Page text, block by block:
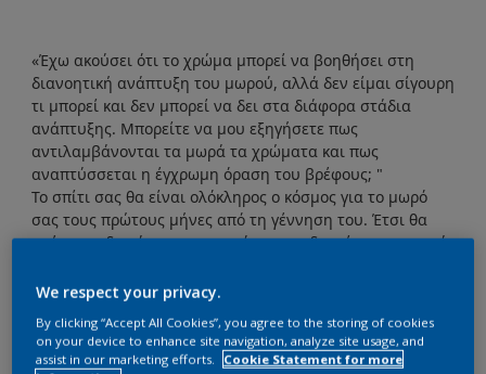
«Έχω ακούσει ότι το χρώμα μπορεί να βοηθήσει στη
διανοητική ανάπτυξη του μωρού, αλλά δεν είμαι σίγουρη
τι μπορεί και δεν μπορεί να δει στα διάφορα στάδια
ανάπτυξης. Μπορείτε να μου εξηγήσετε πως
αντιλαμβάνονται τα μωρά τα χρώματα και πως
αναπτύσσεται η έγχρωμη όραση του βρέφους; "
Το σπίτι σας θα είναι ολόκληρος ο κόσμος για το μωρό
σας τους πρώτους μήνες από τη γέννηση του. Έτσι θα
πρέπει το δωμάτιο του μωρού σας να διεγείρει τα οπτικά
να αρχίσει να εξερευνεί τον κόσμο γύρω του.
πιστεύουν ότι το χρώμα είναι σημαντικό για την
ανάπτυξη ενός μωρού. Αλλά τι μπορούν πραγματικά να
We respect your privacy.
By clicking “Accept All Cookies”, you agree to the storing of cookies
on your device to enhance site navigation, analyze site usage, and
assist in our marketing efforts.
Cookie Statement for more